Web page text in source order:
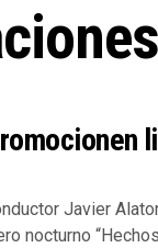
Javier
nocturno